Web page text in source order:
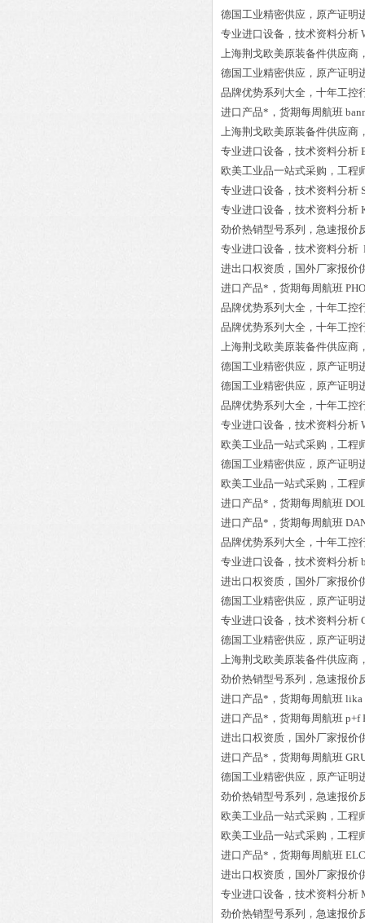
德国工业精密供应，原产证明
专业进口设备，技术资料分析
上海荆戈欧美原装备件供应商
德国工业精密供应，原产证明
品牌优势系列大全，十年工控
进口产品*，货期每周航班
上海荆戈欧美原装备件供应商
专业进口设备，技术资料分析
欧美工业品一站式采购，工程
专业进口设备，技术资料分析
专业进口设备，技术资料分析
劲价热销型号系列，急速报价
专业进口设备，技术资料分析
进出口权资质，国外厂家报价
进口产品*，货期每周航班
品牌优势系列大全，十年工控
品牌优势系列大全，十年工控
上海荆戈欧美原装备件供应商
德国工业精密供应，原产证明
德国工业精密供应，原产证明
品牌优势系列大全，十年工控
专业进口设备，技术资料分析
欧美工业品一站式采购，工程
德国工业精密供应，原产证明
欧美工业品一站式采购，工程
进口产品*，货期每周航班
进口产品*，货期每周航班
品牌优势系列大全，十年工控
专业进口设备，技术资料分析
进出口权资质，国外厂家报价
德国工业精密供应，原产证明
专业进口设备，技术资料分析
德国工业精密供应，原产证明
上海荆戈欧美原装备件供应商
劲价热销型号系列，急速报价
进口产品*，货期每周航班 lika
进口产品*，货期每周航班 p+f
进出口权资质，国外厂家报价
进口产品*，货期每周航班
德国工业精密供应，原产证明
劲价热销型号系列，急速报价
欧美工业品一站式采购，工程
欧美工业品一站式采购，工程
进口产品*，货期每周航班
进出口权资质，国外厂家报价
专业进口设备，技术资料分析
劲价热销型号系列，急速报价